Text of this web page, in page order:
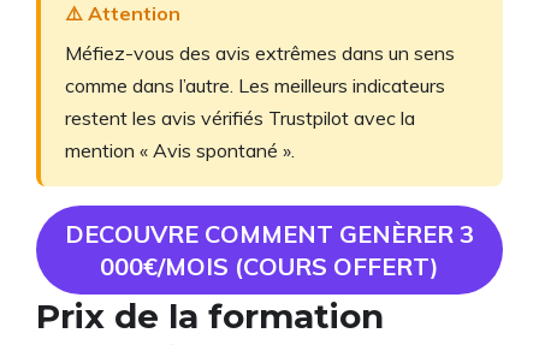
⚠️ Attention
Méfiez-vous des avis extrêmes dans un sens
comme dans l’autre. Les meilleurs indicateurs
restent les avis vérifiés Trustpilot avec la
mention « Avis spontané ».
DECOUVRE COMMENT GENÈRER 3
000€/MOIS (COURS OFFERT)
Prix de la formation